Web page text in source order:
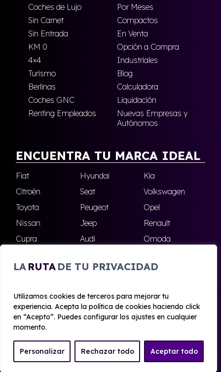
LA RUTA DE TU PRIVACIDAD
Utilizamos cookies de terceros para mejorar tu
experiencia. Acepta la política de cookies haciendo click
en “Acepto”. Puedes configurar los ajustes en cualquier
momento.
Personalizar Rechazar todo Aceptar todo
Coches de Lujo
Por Meses
Sin Carnet
Compactos
Sin Entrada
En Venta
KM 0
Opción a Compra
4×4
Industriales
Turismo
Blog
Berlinas
Calculadora
Coches GNC
Liquidación
Renting Empleados
Nuevas Empresas y
Autónomos
ENCUENTRA TU MARCA IDEAL
Fiat Hyundai
Kia
Citroën
Seat
Volkswagen
Toyota
Peugeot
Opel
Nissan
Jeep
Renault
Cupra
Audi
Omoda
Skoda
Ford Todas las marcas
© 2020 - 2026 Alhambra Renting
Aviso legal y Privacidad